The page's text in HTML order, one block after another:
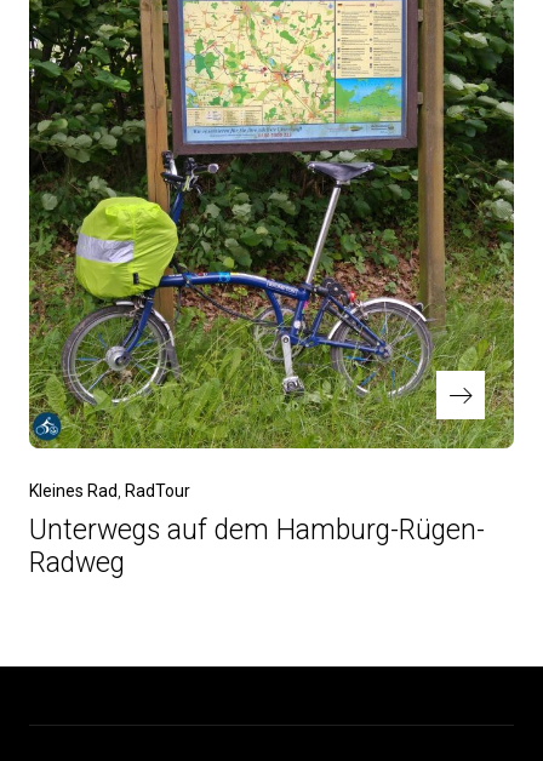
Nächster
Beitrag
Kleines Rad RadTour
Unterwegs auf dem Hamburg-Rügen-
Radweg